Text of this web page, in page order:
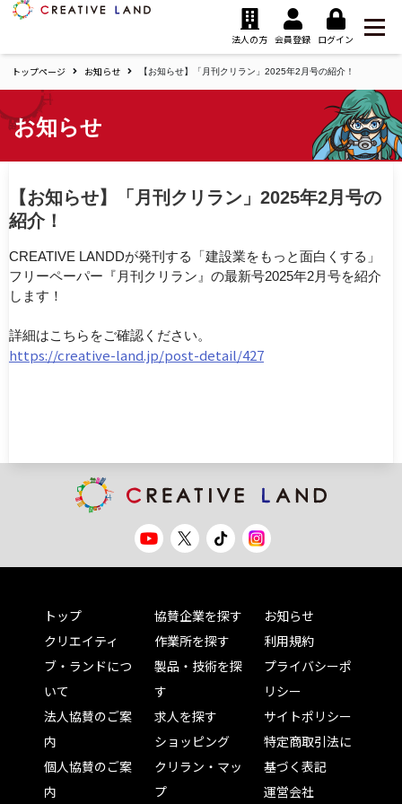
ク
エ
イ
テ
ィ
ブ
ド
ホ
ー
法人の方 会員登録 ログイン
トップページ お知らせ 【お知らせ】「月刊クリラン」2025年2月号の紹介！
お知らせ
【お知らせ】「月刊クリラン」2025年2月号の
紹介！
CREATIVE LANDDが発刊する「建設業をもっと面白くする」
フリーペーパー『月刊クリラン』の最新号2025年2月号を紹介
します！
詳細はこちらをご確認ください。
https://creative-land.jp/post-detail/427
トップ
クリエイティ
ブ・ランドにつ
いて
法人協賛のご案
内
個人協賛のご案
内
協賛企業を探す
作業所を探す
製品・技術を探
す
求人を探す
ショッピング
クリラン・マッ
プ
お知らせ
利用規約
プライバシーポ
リシー
サイトポリシー
特定商取引法に
基づく表記
運営会社